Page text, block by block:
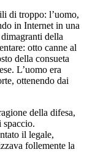
di troppo: l’uomo,
in Internet in una
della
otto canne al
della consueta
L’uomo era
ottenendo dai
della difesa,
spaccio.
il legale,
follemente la